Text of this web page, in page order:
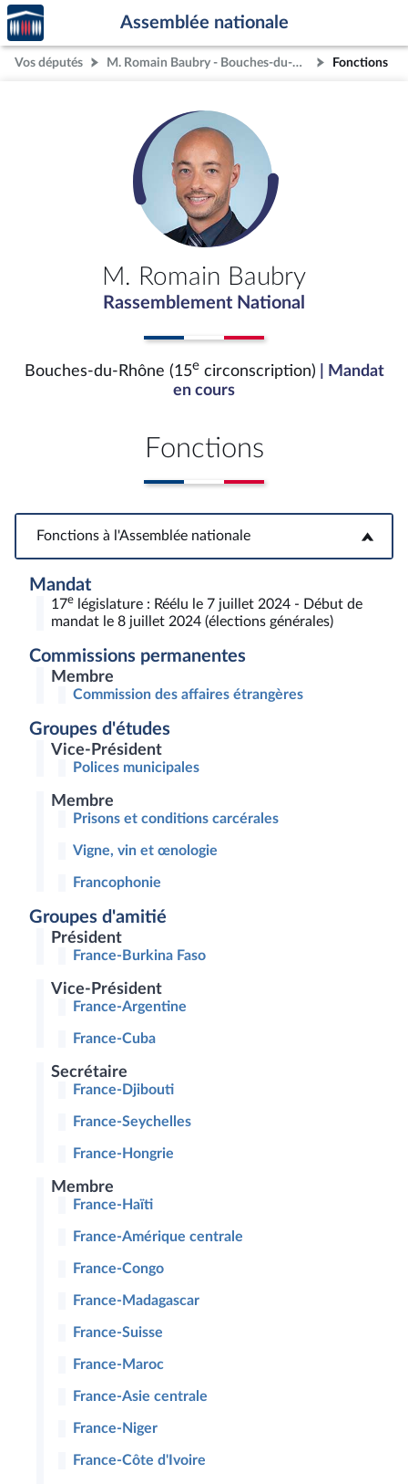
Aller au contenu
Aller en bas de la page
Accèder
à la
page
d'accueil
Assemblée nationale
Vos députés M. Romain Baubry - Bouches-du-Rhône (15e circonscription) Fonctions
M. Romain Baubry
Rassemblement National
Bouches-du-Rhône (15ecirconscription)
| Mandat
en cours
Fonctions
Fonctions à l'Assemblée nationale
Fonctions à l'Assemblée nationale
Mandat
17e législature : Réélu le 7 juillet 2024 - Début de
mandat le 8 juillet 2024 (élections générales)
Commissions permanentes
Membre
Commission des affaires étrangères
Groupes d'études
Vice-Président
Polices municipales
Membre
Prisons et conditions carcérales
Vigne, vin et œnologie
Francophonie
Groupes d'amitié
Président
France-Burkina Faso
Vice-Président
France-Argentine
France-Cuba
Secrétaire
France-Djibouti
France-Seychelles
France-Hongrie
Membre
France-Haïti
France-Amérique centrale
France-Congo
France-Madagascar
France-Suisse
France-Maroc
France-Asie centrale
France-Niger
France-Côte d'Ivoire